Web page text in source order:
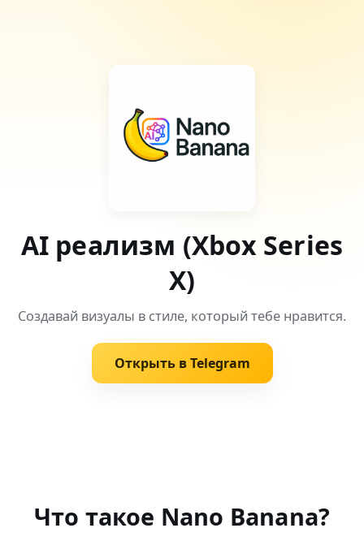
AI реализм (Xbox Series
X)
Создавай визуалы в стиле, который тебе нравится.
Открыть в Telegram
Telegram Фото Генератор (зеркальный фотоаппарат)
Что такое Nano Banana?